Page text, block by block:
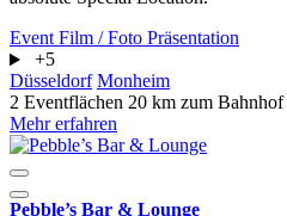
Event Film / Foto Präsentation
+5
Düsseldorf Monheim
2 Eventflächen 20 km zum Bahnhof
Mehr erfahren
Pebble’s Bar & Lounge